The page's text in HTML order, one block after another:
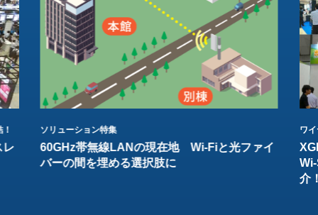
レ
ソリューション特集
60GHz帯無線LANの現在地 Wi-Fiと光ファイ
バーの間を埋める選択肢に
ワ
介